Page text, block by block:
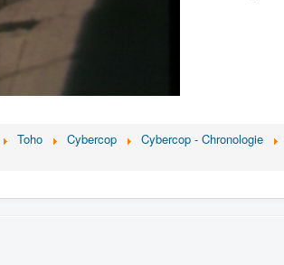
Toho Cybercop Cybercop - Chronologie